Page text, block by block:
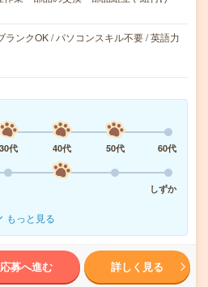
ランクOK / パソコンスキル不要 / 英語力
30代 40代 50代
60代
しずか
もっと見る
応募へ進む 詳しく見る